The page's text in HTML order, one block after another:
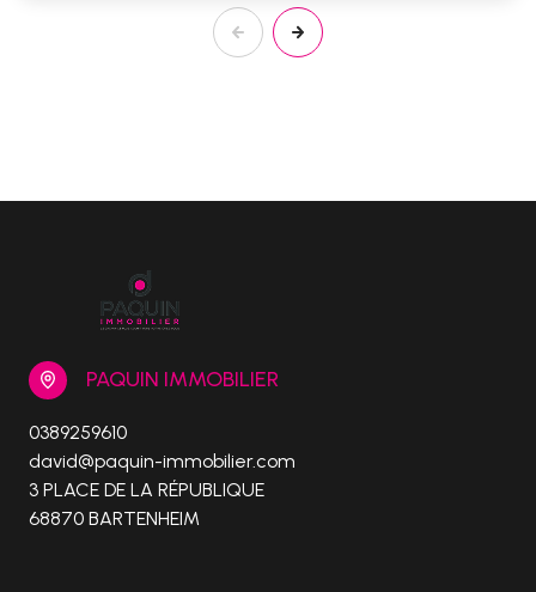
PAQUIN IMMOBILIER
0389259610
david@paquin-immobilier.com
3 PLACE DE LA RÉPUBLIQUE
68870 BARTENHEIM